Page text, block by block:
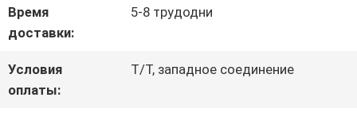
ЗАПРОСИТЕ
ЦИТАТУ
Время
доставки:
5-8 трудодни
Условия
оплаты:
T/T, западное соединение